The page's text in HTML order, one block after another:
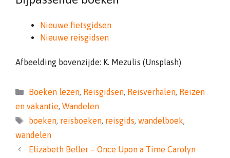
Nieuwe fietsgidsen
Nieuwe reisgidsen
Afbeelding bovenzijde: K. Mezulis (Unsplash)
Categorieën
Boeken lezen, Reisgidsen, Reisverhalen, Reizen
en vakantie Wandelen
Tags
boeken, reisboeken, reisgids wandelboek
wandelen
Elizabeth Beller – Once Upon a Time Carolyn